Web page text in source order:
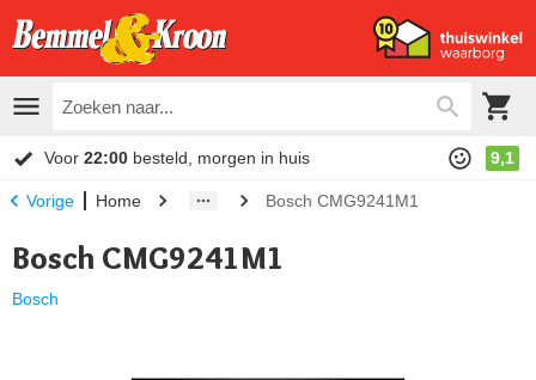
Voor 22:00 besteld, morgen in huis 9,1
Vorige Home Bosch CMG9241M1
Bosch CMG9241M1
Bosch